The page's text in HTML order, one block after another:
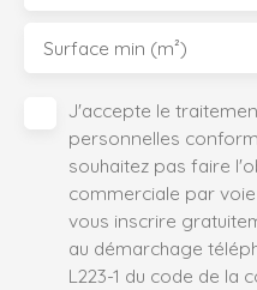
Surface min (m²)
J'accepte le
personnelles
souhaitez pas faire
commerciale par
vous inscrire
au démarchage
L223-1 du code de la